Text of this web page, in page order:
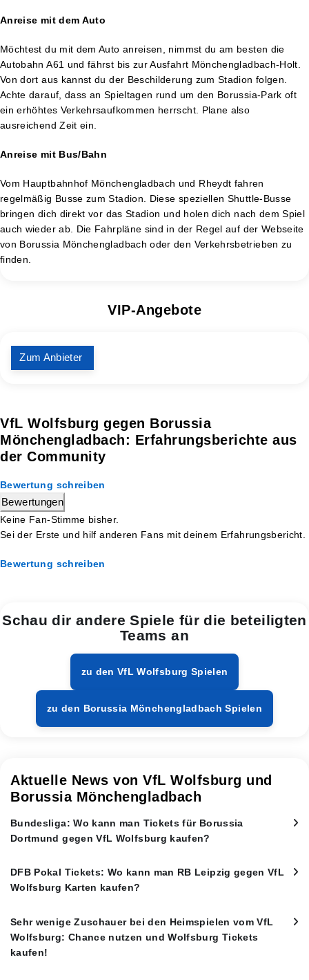
Anreise mit dem Auto
Möchtest du mit dem Auto anreisen, nimmst du am besten die
Autobahn A61 und fährst bis zur Ausfahrt Mönchengladbach-Holt.
Von dort aus kannst du der Beschilderung zum Stadion folgen.
Achte darauf, dass an Spieltagen rund um den Borussia-Park oft
ein erhöhtes Verkehrsaufkommen herrscht. Plane also
ausreichend Zeit ein.
Anreise mit Bus/Bahn
Vom Hauptbahnhof Mönchengladbach und Rheydt fahren
regelmäßig Busse zum Stadion. Diese speziellen Shuttle-Busse
bringen dich direkt vor das Stadion und holen dich nach dem Spiel
auch wieder ab. Die Fahrpläne sind in der Regel auf der Webseite
von Borussia Mönchengladbach oder den Verkehrsbetrieben zu
finden.
VIP-Angebote
Zum Anbieter
VfL Wolfsburg gegen Borussia
Mönchengladbach: Erfahrungsberichte aus
der Community
Bewertung schreiben
Bewertungen
Keine Fan-Stimme bisher.
Sei der Erste und hilf anderen Fans mit deinem Erfahrungsbericht.
Bewertung schreiben
Schau dir andere Spiele für die beteiligten
Teams an
zu den VfL Wolfsburg Spielen
zu den Borussia Mönchengladbach Spielen
Aktuelle News von VfL Wolfsburg und
Borussia Mönchengladbach
Bundesliga: Wo kann man Tickets für Borussia
Dortmund gegen VfL Wolfsburg kaufen?
DFB Pokal Tickets: Wo kann man RB Leipzig gegen VfL
Wolfsburg Karten kaufen?
Sehr wenige Zuschauer bei den Heimspielen vom VfL
Wolfsburg: Chance nutzen und Wolfsburg Tickets
kaufen!